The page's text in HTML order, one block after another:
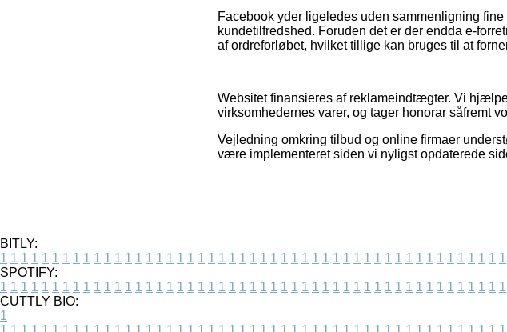
Facebook yder ligeledes uden sammenligning
kundetilfredshed. Foruden det er der endda e-
af ordreforløbet, hvilket tillige kan bruges til at
Websitet finansieres af reklameindtægter. Vi
virksomhedernes varer, og tager honorar såfremt
Vejledning omkring tilbud og online firmaer
være implementeret siden vi nyligst opdaterede
BITLY:
1 1 1 1 1 1 1 1 1 1 1 1 1 1 1 1 1 1 1 1 1 1 1 1 1 1 1 1 1 1 1 1 1 1 1 1 1 1 1 1 1 1 1 1 1 1 1 1 1
SPOTIFY:
1 1 1 1 1 1 1 1 1 1 1 1 1 1 1 1 1 1 1 1 1 1 1 1 1 1 1 1 1 1 1 1 1 1 1 1 1 1 1 1 1 1 1 1 1 1 1 1 1
CUTTLY BIO:
1